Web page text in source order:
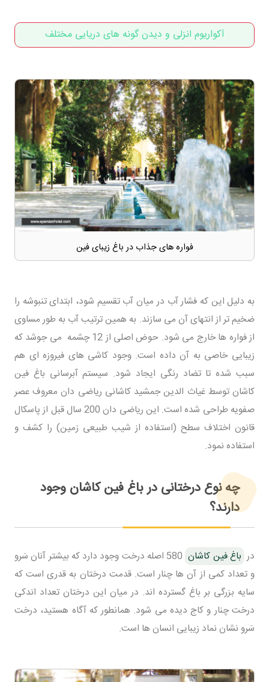
آکواریوم انزلی و دیدن گونه های دریایی مختلف
فواره های جذاب در باغ زیبای فین
به دلیل این که فشار آب در میان آب تقسیم شود، ابتدای تنبوشه را
ضخیم تر از انتهای آن می سازند. به همین ترتیب آب به طور مساوی
از فواره ها خارج می شود. حوض اصلی از 12 چشمه می جوشد که
زیبایی خاصی به آن داده است. وجود کاشی های فیروزه ای هم
سبب شده تا تضاد رنگی ایجاد شود. سیستم آبرسانی باغ فین
کاشان توسط غیاث الدین جمشید کاشانی ریاضی دان معروف عصر
صفویه طراحی شده است. این ریاضی دان 200 سال قبل از پاسکال
قانون اختلاف سطح (استفاده از شیب طبیعی زمین) را کشف و
استفاده نمود.
چه نوع درختانی در باغ فین کاشان وجود
دارند؟
در باغ فین کاشان
580 اصله درخت وجود دارد که بیشتر آنان سَرو
و تعداد کمی از آن ها چنار است. قدمت درختان به قدری است که
سایه بزرگی بر باغ گسترده اند. در میان این درختان تعداد اندکی
درخت چنار و کاج دیده می شود. همانطور که آگاه هستید، درخت
سَرو نشان نماد زیبایی انسان ها است.